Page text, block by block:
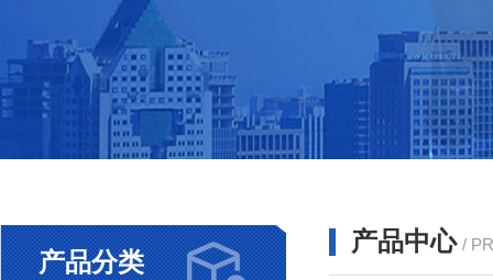
产品分类
产品中心 /